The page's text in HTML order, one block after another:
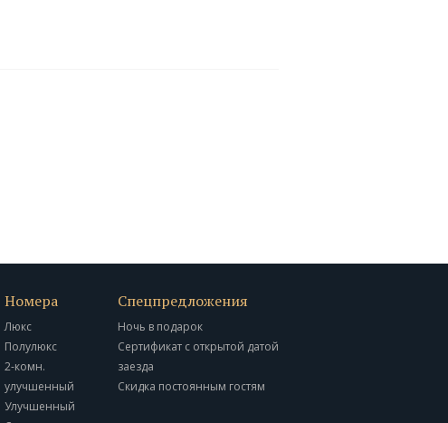
Номера
Люкс
Полулюкс
2-комн.
улучшенный
Улучшенный
Спецпредложения
Ночь в подарок
Сертификат с открытой датой
заезда
Скидка постоянным гостям